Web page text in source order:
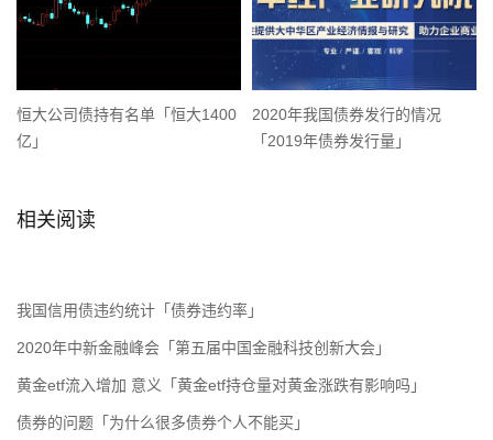
恒大公司债持有名单「恒大1400
亿」
2020年我国债券发行的情况
「2019年债券发行量」
相关阅读
我国信用债违约统计「债券违约率」
2020年中新金融峰会「第五届中国金融科技创新大会」
黄金etf流入增加 意义「黄金etf持仓量对黄金涨跌有影响吗」
债券的问题「为什么很多债券个人不能买」